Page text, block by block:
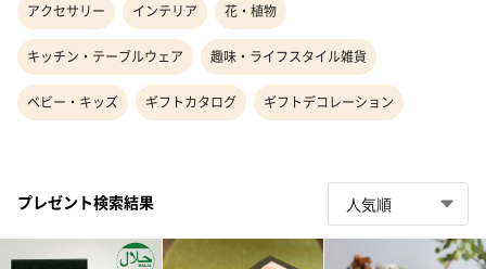
アクセサリー インテリア 花・植物
キッチン・テーブルウェア 趣味・ライフスタイル雑貨
ベビー・キッズ ギフトカタログ ギフトデコレーション
プレゼント検索結果